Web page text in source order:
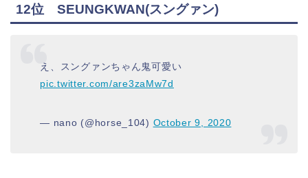
12位 SEUNGKWAN(スングァン)
え、スングァンちゃん鬼可愛い
pic.twitter.com/are3zaMw7d
— nano (@horse_104) October 9, 2020